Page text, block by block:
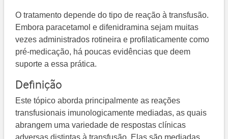
O tratamento depende do tipo de reação à transfusão.
Embora paracetamol e difenidramina sejam muitas
vezes administrados rotineira e profilaticamente como
pré-medicação, há poucas evidências que deem
suporte a essa prática.
Definição
Este tópico aborda principalmente as reações
transfusionais imunologicamente mediadas, as quais
abrangem uma variedade de respostas clínicas